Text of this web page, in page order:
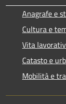
Anagrafe e
Cultura e
Vita
Catasto e
Mobilità e